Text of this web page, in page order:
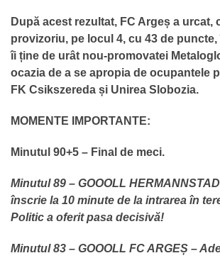
După acest rezultat, FC Argeș a urcat,
provizoriu, pe locul 4, cu 43 de puncte,
îi ține de urât nou-promovatei
ocazia de a se apropia de ocupantele
FK Csikszereda și Unirea Slobozia.
MOMENTE IMPORTANTE:
Minutul 90+5 – Final de meci.
Minutul 89 – GOOOLL
înscrie la 10 minute de la intrarea în
Politic a oferit pasa decisivă!
Minutul 83 – GOOOLL FC ARGEȘ –